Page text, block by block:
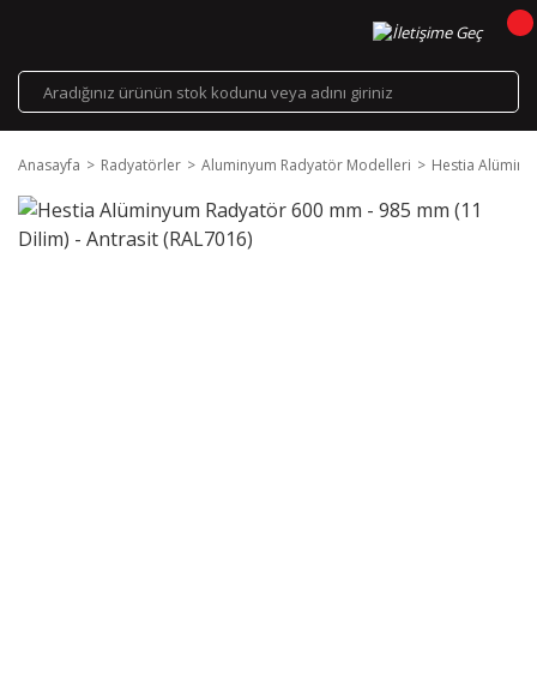
Anasayfa Radyatörler Aluminyum Radyatör Modelleri Hestia